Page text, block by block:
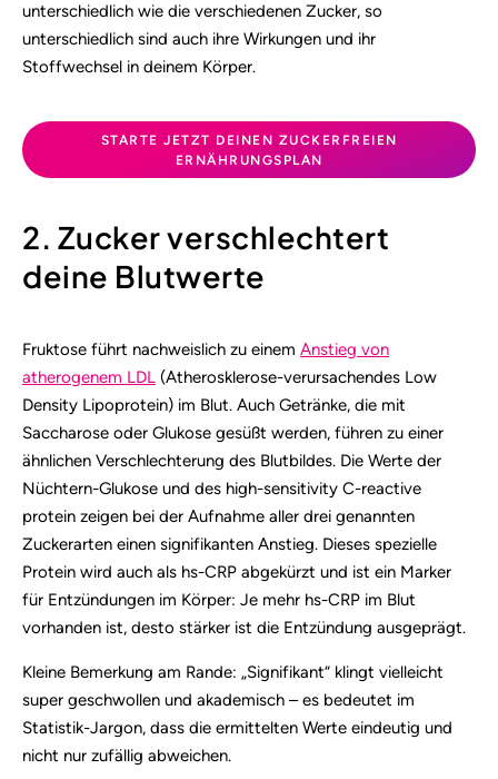
unterschiedlich wie die verschiedenen Zucker, so
unterschiedlich sind auch ihre Wirkungen und ihr
Stoffwechsel in deinem Körper.
STARTE JETZT DEINEN ZUCKERFREIEN
ERNÄHRUNGSPLAN
2. Zucker verschlechtert
deine Blutwerte
Fruktose führt nachweislich zu einem Anstieg von
atherogenem LDL (Atherosklerose-verursachendes Low
Density Lipoprotein) im Blut. Auch Getränke, die mit
Saccharose oder Glukose gesüßt werden, führen zu einer
ähnlichen Verschlechterung des Blutbildes. Die Werte der
Nüchtern-Glukose und des high-sensitivity C-reactive
protein zeigen bei der Aufnahme aller drei genannten
Zuckerarten einen signifikanten Anstieg. Dieses spezielle
Protein wird auch als hs-CRP abgekürzt und ist ein Marker
für Entzündungen im Körper: Je mehr hs-CRP im Blut
vorhanden ist, desto stärker ist die Entzündung ausgeprägt.
Kleine Bemerkung am Rande: „Signifikant“ klingt vielleicht
super geschwollen und akademisch – es bedeutet im
Statistik-Jargon, dass die ermittelten Werte eindeutig und
nicht nur zufällig abweichen.